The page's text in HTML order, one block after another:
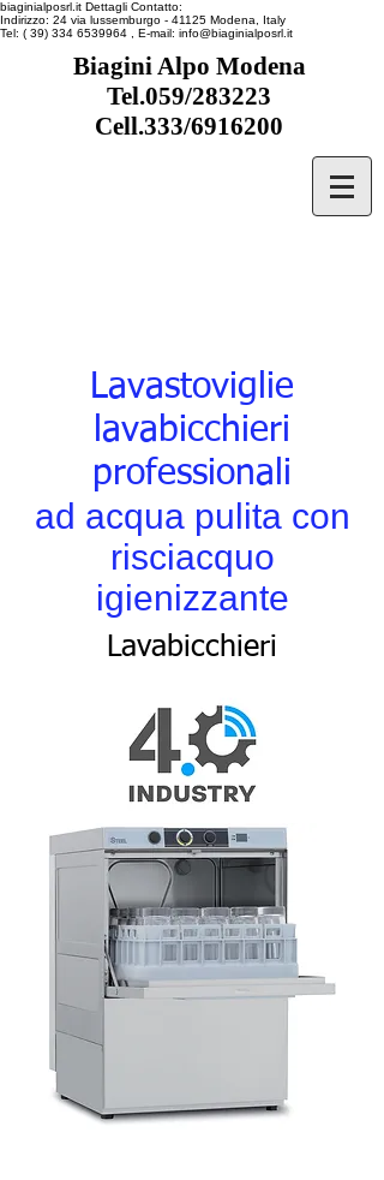
biaginialposrl.it Dettagli Contatto:
Indirizzo: 24 via lussemburgo - 41125 Modena, Italy
Tel: ( 39) 334 6539964 , E-mail: info@biaginialposrl.it
Biagini Alpo Modena
Tel.059/283223
Cell.333/6916200
Lavastoviglie
lavabicchieri
professionali
ad acqua pulita con
risciacquo
igienizzante
Lavabicchieri